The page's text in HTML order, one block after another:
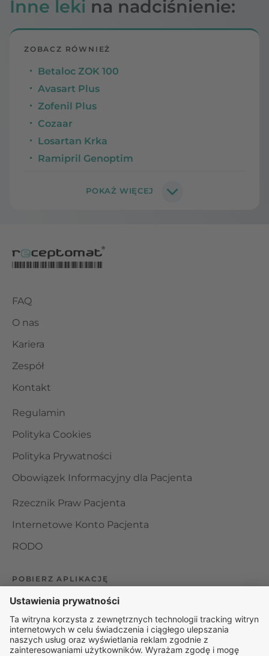
Inne leki na nadciśnienie:
ZOBACZ RÓWNIEŻ
Betaloc ZOK 100
Avasart Plus
Zofenil Plus
Cozaar
Losartan Krka
Ramipril Genoptim
FAQ
O nas
Kariera
Zespół
Kontakt
Regulamin
Polityka Cookies
Polityka Prywatności
Obowiązek Informacyjny dla Pacjenta
Rzecznik Praw Pacjenta
Internetowe Konto Pacjenta
RODO
POBIERZ APLIKACJĘ
Organizator udzielania świadczeń telemedycznych jest
podmiotem leczniczym w rozumieniu ustawy z dnia 15